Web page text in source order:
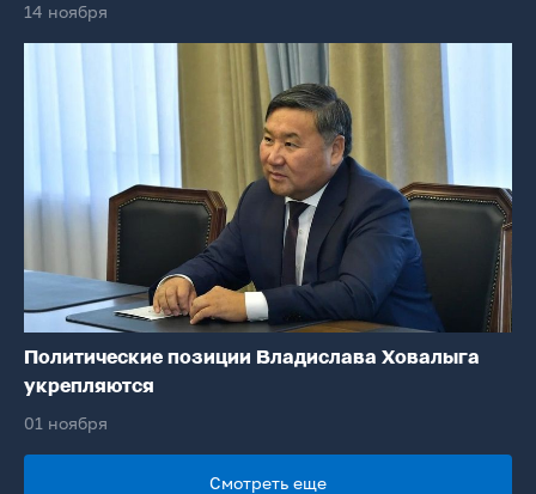
14 ноября
Политические позиции Владислава Ховалыга
укрепляются
01 ноября
Смотреть еще